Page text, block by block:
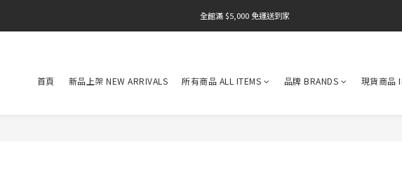
全館滿 $5,000 免運送到家
全館滿 $5,000 免運送到家
首頁 新品上架 NEW ARRIVALS 所有商品 ALL ITEMS 品牌 BRANDS 現貨商品